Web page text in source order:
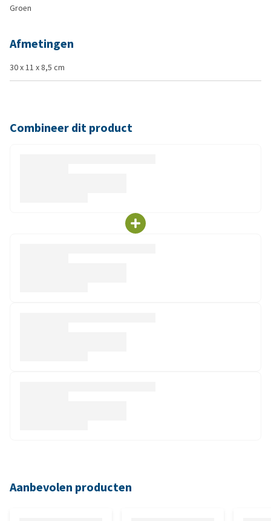
Groen
Afmetingen
30 x 11 x 8,5 cm
Combineer dit product
Aanbevolen producten